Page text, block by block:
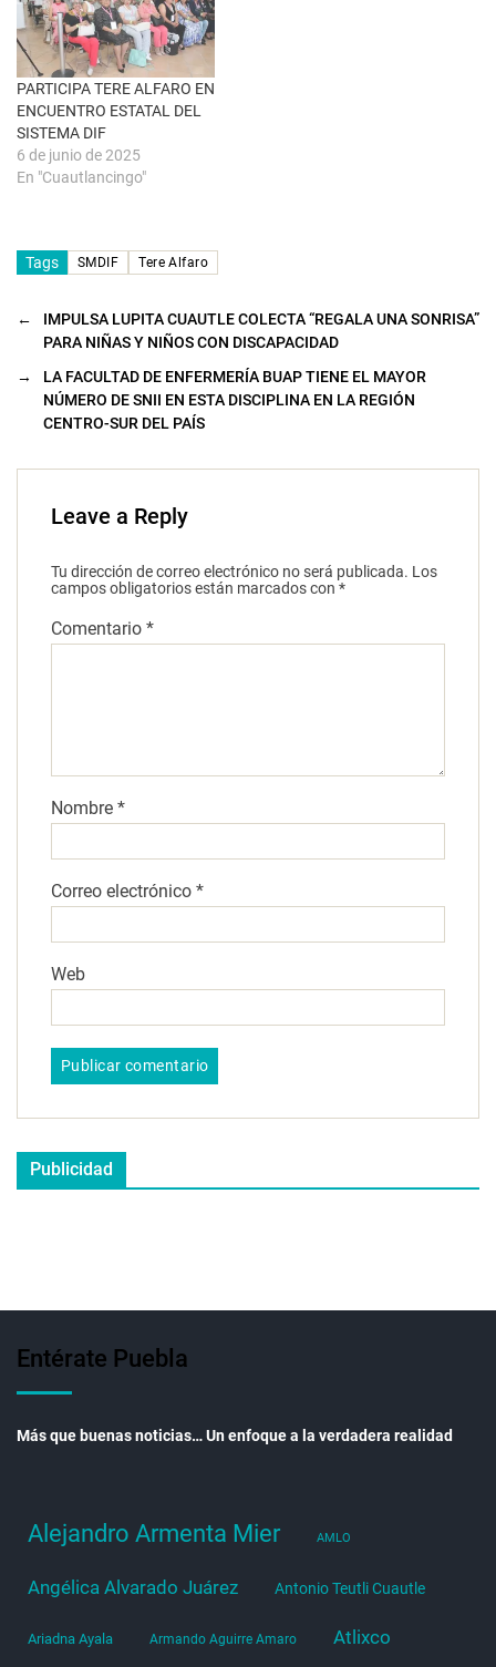
e
n
t
a
n
a
n
u
e
a
)
PARTICIPA TERE ALFARO EN
ENCUENTRO ESTATAL DEL
SISTEMA DIF
6 de junio de 2025
En "Cuautlancingo"
Tags SMDIF Tere Alfaro
←
IMPULSA LUPITA CUAUTLE COLECTA “REGALA UNA SONRISA”
PARA NIÑAS Y NIÑOS CON DISCAPACIDAD
→
LA FACULTAD DE ENFERMERÍA BUAP TIENE EL MAYOR
NÚMERO DE SNII EN ESTA DISCIPLINA EN LA REGIÓN
CENTRO-SUR DEL PAÍS
Leave a Reply
Tu dirección de correo electrónico no será publicada. Los
campos obligatorios están marcados con *
Comentario *
Nombre *
Correo electrónico *
Web
Publicidad
Entérate Puebla
Más que buenas noticias… Un enfoque a la verdadera realidad
Alejandro Armenta Mier AMLO
Angélica Alvarado Juárez Antonio Teutli Cuautle
Ariadna Ayala Armando Aguirre Amaro Atlixco